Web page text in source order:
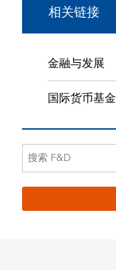
相关链接
金融与发展
国际货币基